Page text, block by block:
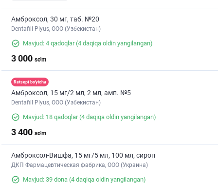
Амброксол, 30 мг, таб. №20
Dentafill Plyus, ООО (Узбекистан)
Mavjud: 4 qadoqlar(4 daqiqa oldin yangilangan)
3 000 so'm
Retsept bo'yicha
Амброксол, 15 мг/2 мл, 2 мл, амп. №5
Dentafill Plyus, ООО (Узбекистан)
Mavjud: 18 qadoqlar(4 daqiqa oldin yangilangan)
3 400 so'm
Амброксол-Вишфа, 15 мг/5 мл, 100 мл, сироп
ДКП Фармацевтическая фабрика, ООО (Украина)
Mavjud: 39 dona (4 daqiqa oldin yangilangan)